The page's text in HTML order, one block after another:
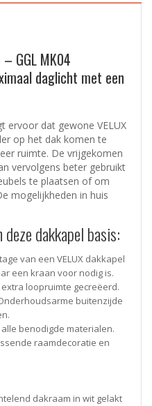
– GGL MK04
daglicht met een
ervoor dat gewone VELUX
op het dak komen te
ruimte. De vrijgekomen
vervolgens beter gebruikt
te plaatsen of om
mogelijkheden in huis
deze dakkapel basis:
van een VELUX dakkapel
een kraan voor nodig is.
loopruimte gecreëerd.
buitenzijde
benodigde materialen.
raamdecoratie en
dakraam in wit gelakt